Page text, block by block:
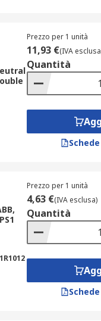
differenziali
tra cui: •
nylon, ottone,
la migliore
utilizzare
automatici
Prezzo per 1 unità
11,93 €(IVA
Quantità
Prezzo per 1 unità
4,63 €(IVA esclusa)
Quantità